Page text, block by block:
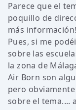
Parece que el
poquillo de
más información!
Pues, si me
sobre las
la zona de
Air Born son
pero
sobre el tema....